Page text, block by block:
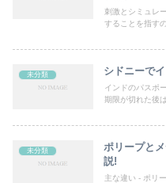
刺激とシミュレ
することを指す
未分類 シドニーで
インドのパスポ
期限が切れた後
未分類
ポリープと
説!
主な違い - ポリ